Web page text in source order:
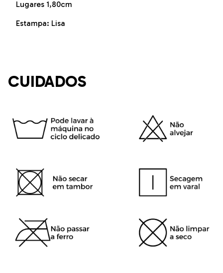
Lugares 1,80cm
Estampa: Lisa
CUIDADOS